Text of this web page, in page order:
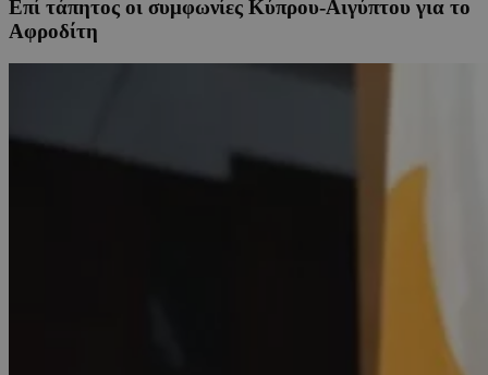
Επί τάπητος οι συμφωνίες Κύπρου-Αιγύπτου για το
Αφροδίτη